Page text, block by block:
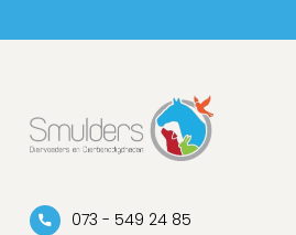
073 - 549 24 85